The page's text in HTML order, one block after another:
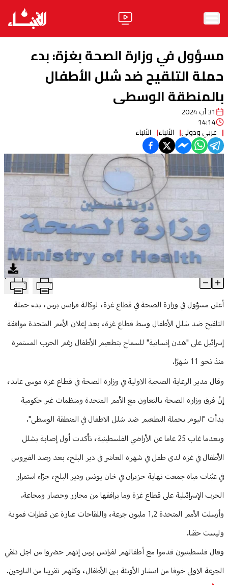
الرئيسية
الأخبار
ثقافة ومجتمع
منوعات
آراء
فيديو
مواقف
وليد جنبلاطالحزب
ابحث
مسؤول في وزارة الصحة بغزة: بدء
حملة التلقيح ضد شلل الأطفال
بالمنطقة الوسطى
31 آب 2024
14:14
عربي ودولي الأنباء الأنباء
مسؤول في وزارة الصحة بغزة: بدء حملة التلقيح ضد شلل الأطفال T
Article Content
أعلن مسؤول في وزارة الصحة في قطاع غزة، لوكالة فرانس برس، بدء حملة
التلقيح ضد شلل الأطفال وسط قطاع غزة، بعد إعلان الأمم المتحدة موافقة
إسرائيل على "هدن إنسانية" للسماح بتطعيم الأطفال رغم الحرب المستمرة
منذ نحو 11 شهرًا.
وقال مدير الرعاية الصحية الاولية في وزارة الصحة في قطاع غزة موسى عابد،
إنّ فرق وزارة الصحة بالتعاون مع الأمم المتحدة ومنظمات غير حكومية
بدأت "اليوم بحملة التطعيم ضد شلل الاطفال في المنطقة الوسطى".
وبعدما غاب 25 عاما عن الأراضي الفلسطينية، تأكدت أول إصابة بشلل
الأطفال في غزة لدى طفل في شهره العاشر في دير البلح، بعد رصد الفيروس
في عيّنات مياه جمعت نهاية حزيران في خان يونس ودير البلح، جرّاء استمرار
الحرب الإسرائيلية على قطاع غزة وما يرافقها من مجازر وحصار ومجاعة.
وأرسلت الأمم المتحدة 1,2 مليون جرعة، واللقاحات عبارة عن قطرات فموية
وليست حقنا.
وقال فلسطينيون قدموا مع أطفالهم لفرانس برس إنهم حضروا من اجل تلقي
الجرعة الاولى خوفا من انتشار الأوبئة بين الأطفال، وكلهم تقريبا من النازحين.